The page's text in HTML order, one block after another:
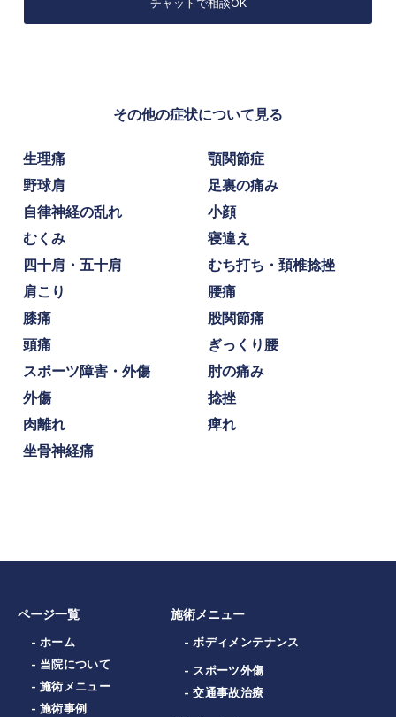
その他の症状について見る
生理痛
顎関節症
野球肩
足裏の痛み
自律神経の乱れ
小顔
むくみ
寝違え
四十肩・五十肩
むち打ち・頚椎捻挫
肩こり
腰痛
膝痛
股関節痛
頭痛
ぎっくり腰
スポーツ障害・外傷
肘の痛み
外傷
捻挫
肉離れ
痺れ
坐骨神経痛
ページ一覧
- ホーム
- 当院について
- 施術メニュー
- 施術事例
施術メニュー
- ボディメンテナンス
- スポーツ外傷
- 交通事故治療